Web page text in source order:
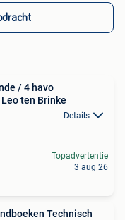
/ 4 havo
ten Brinke
Details
Topadvertentie
3 aug 26
Technisch